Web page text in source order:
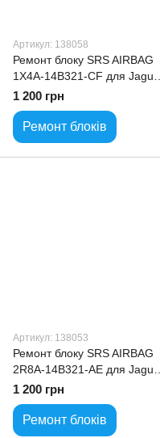
Артикул: 138058
Ремонт блоку SRS AIRBAG
1X4A-14B321-CF для Jaguar
X-Type
1 200 грн
Ремонт блоків
Артикул: 138053
Ремонт блоку SRS AIRBAG
2R8A-14B321-AE для Jaguar
S-Type
1 200 грн
Ремонт блоків